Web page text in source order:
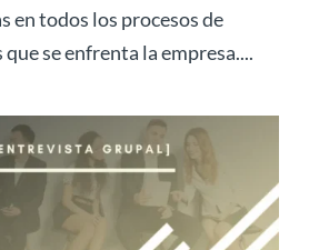
en todos los procesos de
que se enfrenta la empresa....